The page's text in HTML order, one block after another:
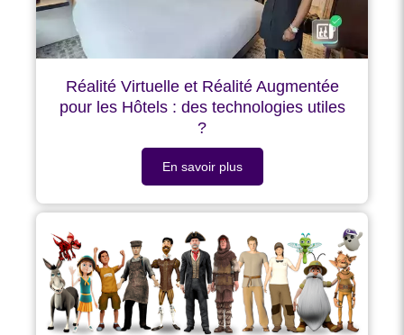
Réalité Virtuelle et Réalité Augmentée
pour les Hôtels : des technologies utiles
?
En savoir plus